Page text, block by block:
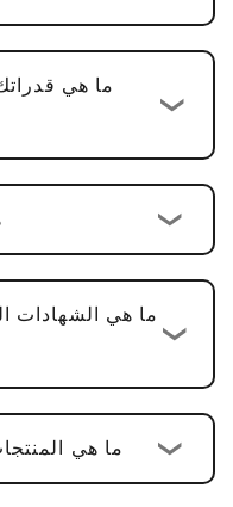
تأكيد العينة
7 أيام عمل
،
الإنتاج الضخم وفحص
العينة، تكون دورة
الإنتاج، يكون وقت
ونحن نقدم خدمة ما
ما هي
ما هي الشهادات
ما هي